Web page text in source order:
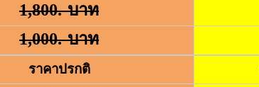
1,800.-บาท
1,000.-บาท
ราคาปรกติ